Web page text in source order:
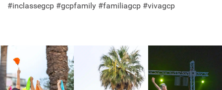
#inclassegcp #gcpfamily #familiagcp #vivagcp